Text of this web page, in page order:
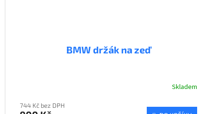
BMW držák na zeď
Skladem
744 Kč bez DPH